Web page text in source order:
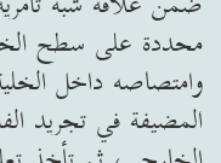
محددة على سطح
وامتصاصه داخل
المضيفة في تجريد